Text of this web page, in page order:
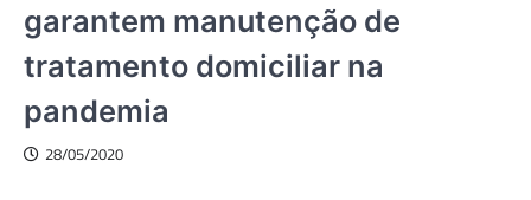
garantem manutenção de
tratamento domiciliar na
pandemia
28/05/2020